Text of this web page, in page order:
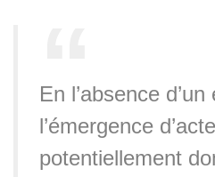
En l’absence
l’émergence
potentiellement